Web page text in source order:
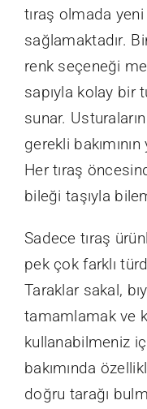
tıraş olmada
sağlamaktadır.
renk seçeneği
sapıyla kolay bir
sunar.
gerekli
Her tıraş
bileği taşıyla
Sadece tıraş
pek çok farklı
Taraklar sakal,
tamamlamak ve
kullanabilmeniz
bakımında
doğru tarağı